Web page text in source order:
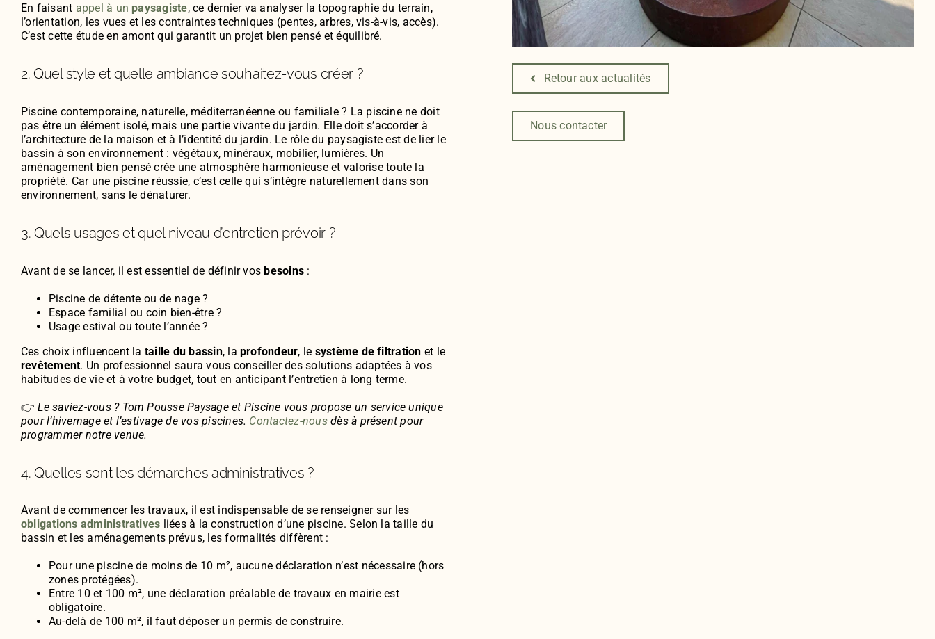
En faisant appel à un paysagiste, ce dernier va analyser la topographie du terrain,
l’orientation, les vues et les contraintes techniques (pentes, arbres, vis-à-vis, accès).
C’est cette étude en amont qui garantit un projet bien pensé et équilibré.
2. Quel style et quelle ambiance souhaitez-vous créer ?
Piscine contemporaine, naturelle, méditerranéenne ou familiale ? La piscine ne doit
pas être un élément isolé, mais une partie vivante du jardin. Elle doit s’accorder à
l’architecture de la maison et à l’identité du jardin. Le rôle du paysagiste est de lier le
bassin à son environnement : végétaux, minéraux, mobilier, lumières. Un
aménagement bien pensé crée une atmosphère harmonieuse et valorise toute la
propriété. Car une piscine réussie, c’est celle qui s’intègre naturellement dans son
environnement, sans le dénaturer.
3. Quels usages et quel niveau d’entretien prévoir ?
Avant de se lancer, il est essentiel de définir vosbesoins :
Piscine de détente ou de nage ?
Espace familial ou coin bien-être ?
Usage estival ou toute l’année ?
Ces choix influencent la taille du bassin, la profondeur, le système de filtration et le
revêtement. Un professionnel saura vous conseiller des solutions adaptées à vos
habitudes de vie et à votre budget, tout en anticipant l’entretien à long terme.
👉Le saviez-vous ? Tom Pousse Paysage et Piscine vous propose un service unique
pour l’hivernage et l’estivage de vos piscines. Contactez-nousdès à présent pour
programmer notre venue.
4. Quelles sont les démarches administratives ?
Avant de commencer les travaux, il est indispensable de se renseigner sur les
obligations administratives liées à la construction d’une piscine. Selon la taille du
bassin et les aménagements prévus, les formalités diffèrent :
Pour une piscine de moins de 10 m², aucune déclaration n’est nécessaire (hors
zones protégées).
Entre 10 et 100 m², une déclaration préalable de travaux en mairie est
obligatoire.
Au-delà de 100 m², il faut déposer un permis de construire.
Retour aux actualités
Nous contacter